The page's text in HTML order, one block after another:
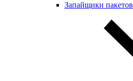
Запайщики пакетов